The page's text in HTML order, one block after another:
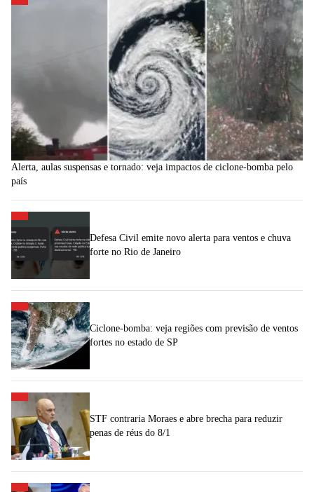
Alerta, aulas suspensas e tornado: veja impactos de ciclone-bomba pelo
país
Defesa Civil emite novo alerta para ventos e chuva
forte no Rio de Janeiro
Ciclone-bomba: veja regiões com previsão de ventos
fortes no estado de SP
STF contraria Moraes e abre brecha para reduzir
penas de réus do 8/1